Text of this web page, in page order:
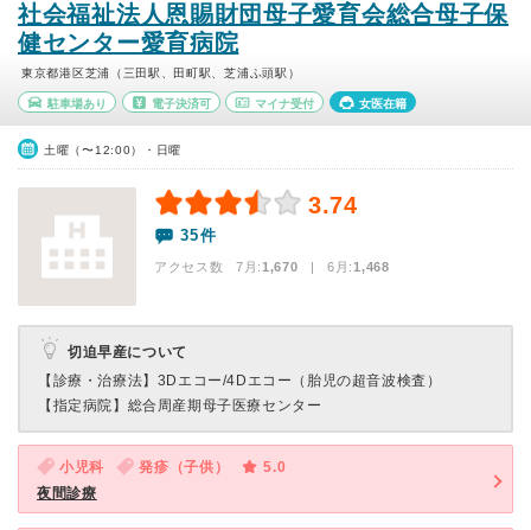
社会福祉法人恩賜財団母子愛育会総合母子保
健センター愛育病院
東京都港区芝浦（三田駅、田町駅、芝浦ふ頭駅）
駐車場あり 電子決済可 マイナ受付 女医在籍
土曜（〜12:00）・日曜
3.74
35件
アクセス数 7月:1,670 | 6月:1,468
切迫早産について
【診療・治療法】 3Dエコー/4Dエコー（胎児の超音波検査）
【指定病院】 総合周産期母子医療センター
小児科 発疹（子供）
5.0
夜間診療